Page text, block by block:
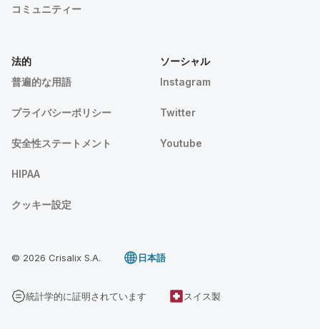
コミュニティー
法的
普遍的な用語
プライバシーポリシー
安全性ステートメント
HIPAA
クッキー設定
ソーシャル
Instagram
Twitter
Youtube
© 2026 Crisalix S.A. 日本語
統計学的に証明されています スイス製